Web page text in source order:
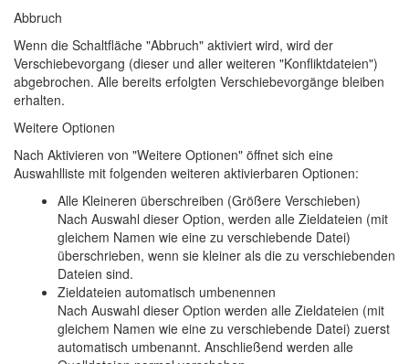
Abbruch
Wenn die Schaltfläche "Abbruch" aktiviert wird, wird der
Verschiebevorgang (dieser und aller weiteren "Konfliktdateien")
abgebrochen. Alle bereits erfolgten Verschiebevorgänge bleiben
erhalten.
Weitere Optionen
Nach Aktivieren von "Weitere Optionen" öffnet sich eine
Auswahlliste mit folgenden weiteren aktivierbaren Optionen:
Alle Kleineren überschreiben (Größere Verschieben)
Nach Auswahl dieser Option, werden alle Zieldateien (mit
gleichem Namen wie eine zu verschiebende Datei)
überschrieben, wenn sie kleiner als die zu verschiebenden
Dateien sind.
Zieldateien automatisch umbenennen
Nach Auswahl dieser Option werden alle Zieldateien (mit
gleichem Namen wie eine zu verschiebende Datei) zuerst
automatisch umbenannt. Anschließend werden alle